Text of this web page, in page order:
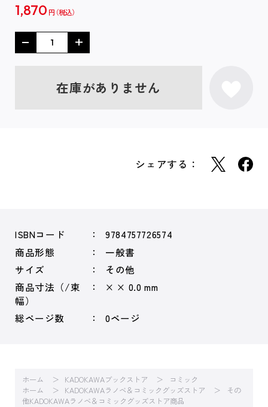
1,870 円
在庫がありません
シェアする：
ISBNコード
9784757726574
商品形態
一般書
サイズ
その他
商品寸法（/束
幅）
× × 0.0 mm
総ページ数 0ページ
ホーム KADOKAWAブックストア
コミック
ホーム
KADOKAWAラノベ＆コミックグッズストア
その
他KADOKAWAラノベ＆コミックグッズストア商品